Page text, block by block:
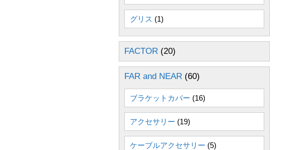
グリス (1)
FACTOR (20)
FAR and NEAR (60)
ブラケットカバー (16)
アクセサリー (19)
ケーブルアクセサリー (5)